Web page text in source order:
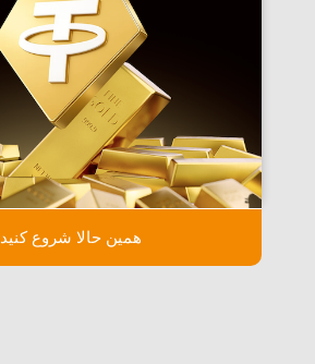
همین حالا شروع کنید